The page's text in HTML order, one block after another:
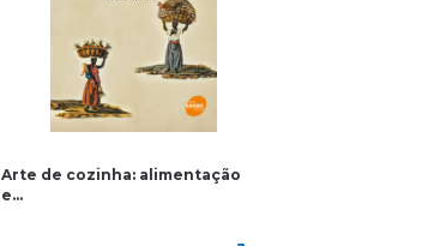
Arte de cozinha: alimentação
e…